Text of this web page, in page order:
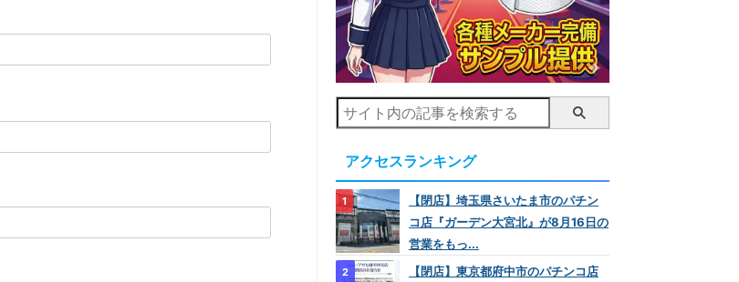
アクセスランキング
【閉店】埼玉県さいたま市のパチン
コ店『ガーデン大宮北』が8月16日の
営業をもっ...
【閉店】東京都府中市のパチンコ店